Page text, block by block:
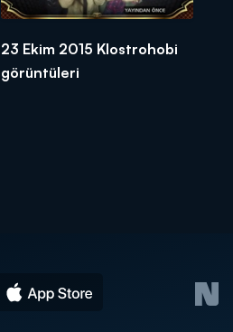
23 Ekim 2015 Klostrohobi
görüntüleri